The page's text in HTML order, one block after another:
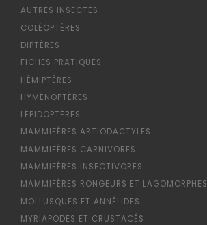
AUTRES INSECTES
COLÉOPTÈRES
DIPTÈRES
FICHES PRATIQUES
HÉMIPTÈRES
HYMÉNOPTÈRES
LÉPIDOPTÈRES
MAMMIFÈRES ARTIODACTYLES
MAMMIFÈRES CARNIVORES
MAMMIFÈRES INSECTIVORES
MAMMIFÈRES RONGEURS ET LAGOMORPHES
MOLLUSQUES ET ANNÉLIDES
MYRIAPODES ET CRUSTACÉS